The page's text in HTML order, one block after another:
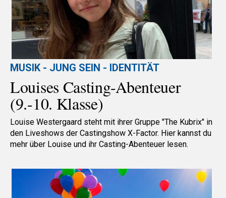
MUSIK - JUNG SEIN - IDENTITÄT
Louises Casting-Abenteuer
(9.-10. Klasse)
Louise Westergaard steht mit ihrer Gruppe "The Kubrix" in
den Liveshows der Castingshow X-Factor. Hier kannst du
mehr über Louise und ihr Casting-Abenteuer lesen.